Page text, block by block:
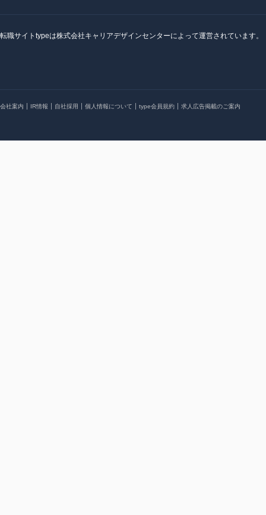
転職サイトtypeは株式会社キャリアデザインセンターによって運営されています。
会社案内 IR情報 自社採用 個人情報について type会員規約 求人広告掲載のご案内